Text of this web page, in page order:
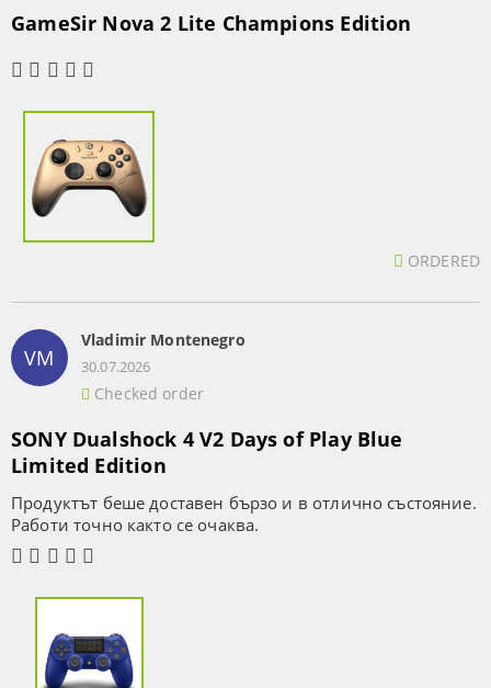
GameSir Nova 2 Lite Champions Edition
ORDERED
VM
Vladimir Montenegro
30.07.2026
Checked order
SONY Dualshock 4 V2 Days of Play Blue
Limited Edition
Продуктът беше доставен бързо и в отлично състояние.
Работи точно както се очаква.